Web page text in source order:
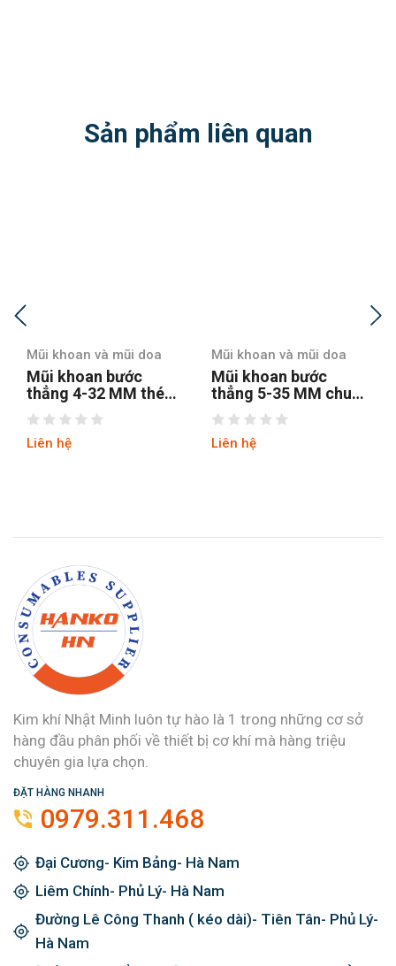
Sản phẩm liên quan
Mũi khoan và mũi doa
Mũi khoan bước
thẳng 5-35 MM chuôi
tròn
Liên hệ
Mũi khoan và mũi doa
Mũi khoan bước
thẳng chuôi tròn 4-12
hss4241 tin
Liên hệ
Kim khí Nhật Minh luôn tự hào là 1 trong những cơ sở
hàng đầu phân phối về thiết bị cơ khí mà hàng triệu
chuyên gia lựa chọn.
ĐẶT HÀNG NHANH
0979.311.468
Đại Cương- Kim Bảng- Hà Nam
Liêm Chính- Phủ Lý- Hà Nam
Đường Lê Công Thanh ( kéo dài)- Tiên Tân- Phủ Lý-
Hà Nam